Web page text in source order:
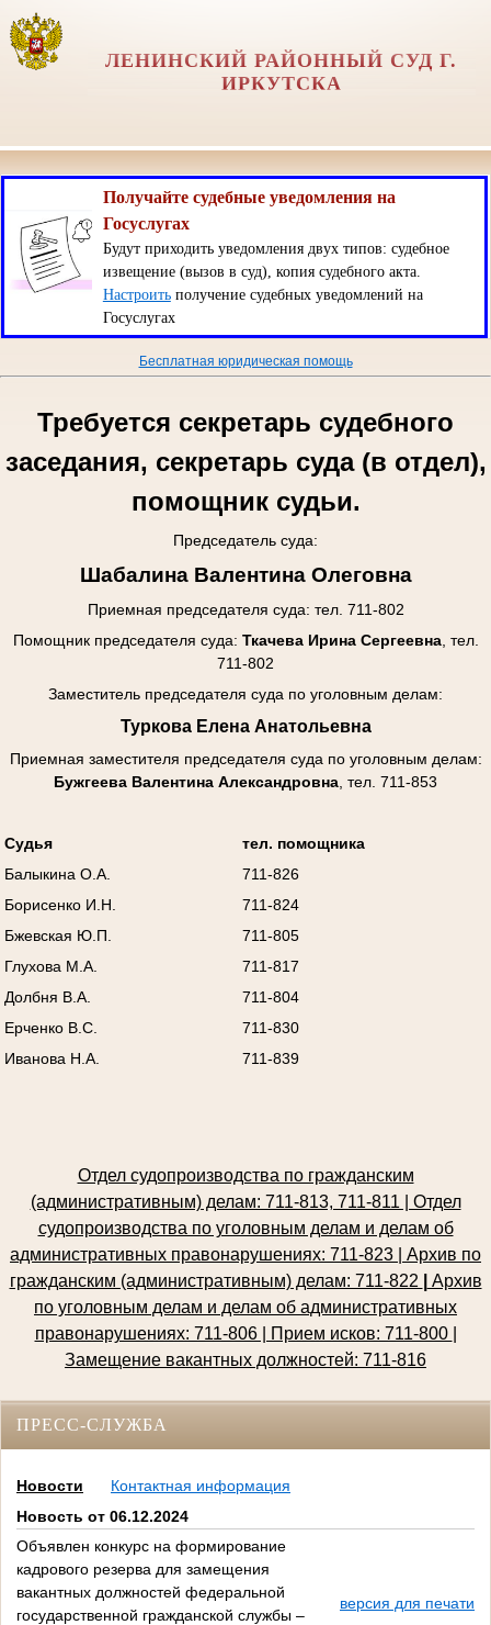
ЛЕНИНСКИЙ РАЙОННЫЙ СУД Г.
ИРКУТСКА
Получайте судебные уведомления на
Госуслугах
Будут приходить уведомления двух типов: судебное
извещение (вызов в суд), копия судебного акта.
Настроитьполучение судебных уведомлений на
Госуслугах
Бесплатная юридическая помощь
Требуется секретарь судебного
заседания, секретарь суда (в отдел),
помощник судьи.
Председатель суда:
Шабалина Валентина Олеговна
Приемная председателя суда: тел. 711-802
Помощник председателя суда: Ткачева Ирина Сергеевна, тел.
711-802
Заместитель председателя суда по уголовным делам:
Туркова Елена Анатольевна
Приемная заместителя председателя суда по уголовным делам:
Бужгеева Валентина Александровна , тел. 711-853
Судья тел. помощника
Балыкина О.А.
711-826
Борисенко И.Н.
711-824
Бжевская Ю.П.
711-805
Глухова М.А.
711-817
Долбня В.А.
711-804
Ерченко В.С.
711-830
Иванова Н.А.
711-839
Отдел судопроизводства по гражданским
(административным) делам: 711-813, 711-811 | Отдел
судопроизводства по уголовным делам и делам об
административных правонарушениях: 711-823 | Архив по
гражданским (административным) делам: 711-822
Архив
по уголовным делам и делам об административных
правонарушениях: 711-806 | Прием исков: 711-800
Замещение вакантных должностей: 711-816
ПРЕСС-СЛУЖБА
Новости
Контактная информация
Новость от 06.12.2024
Объявлен конкурс на формирование
кадрового резерва для замещения
вакантных должностей федеральной
государственной гражданской службы –
версия для печати